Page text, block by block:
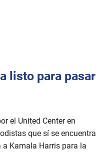
listo para pasar
el United Center en
que sí se encuentra
Kamala Harris para la